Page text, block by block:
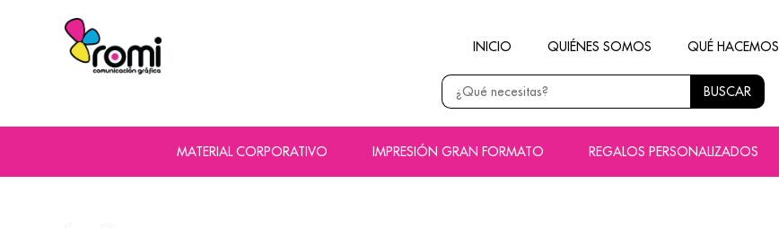
INICIO QUIÉNES SOMOS QUÉ HACEMOS
BUSCAR
MATERIAL CORPORATIVO IMPRESIÓN GRAN FORMATO REGALOS PERSONALIZADOS